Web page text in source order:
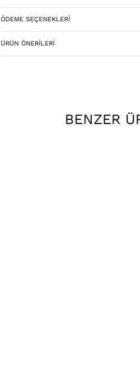
ÖDEME SEÇENEKLERI
ÜRÜN ÖNERILERI
BENZER